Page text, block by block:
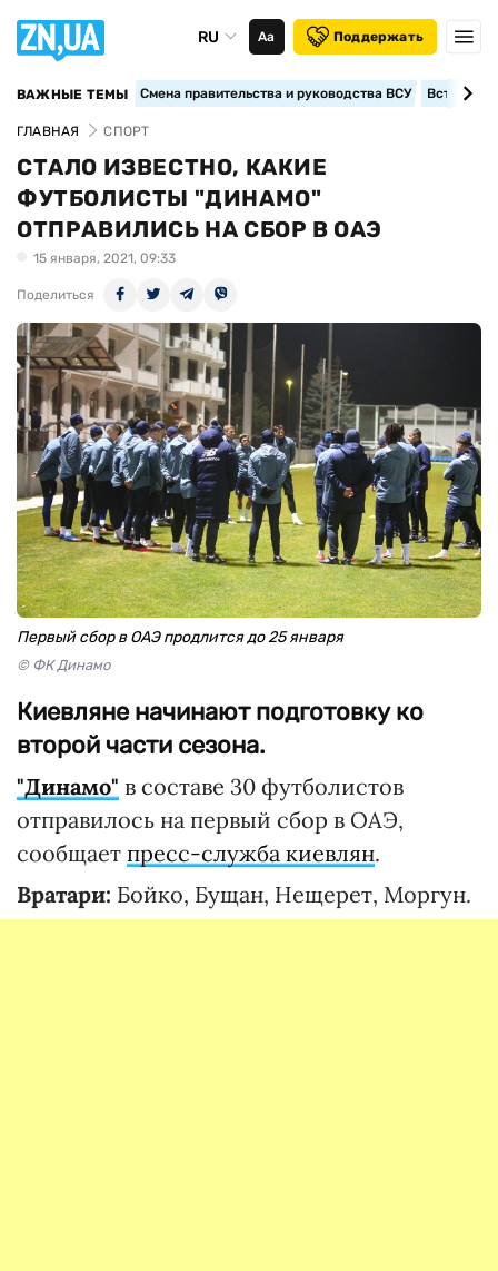
RU Аа Поддержать
ВАЖНЫЕ ТЕМЫ Смена правительства и руководства ВСУ
ГЛАВНАЯ СПОРТ
СТАЛО ИЗВЕСТНО, КАКИЕ
ФУТБОЛИСТЫ "ДИНАМО"
ОТПРАВИЛИСЬ НА СБОР В ОАЭ
15 января, 2021, 09:33
Поделиться
Первый сбор в ОАЭ продлится до 25 января
© ФК Динамо
Киевляне начинают подготовку ко
второй части сезона.
"Динамо" в составе 30 футболистов
отправилось на первый сбор в ОАЭ,
сообщает пресс-служба киевлян.
Вратари: Бойко, Бущан, Нещерет, Моргун.